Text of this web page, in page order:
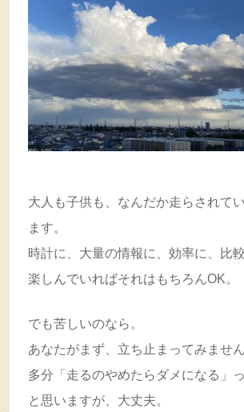
大人も子供も、なんだか走らされて
ます。
時計に、大量の情報に、効率に、比較
楽しんでいればそれはもちろんOK。
でも苦しいのなら。
あなたがまず、立ち止まってみませ
多分「走るのやめたらダメになる」
と思いますが、大丈夫。